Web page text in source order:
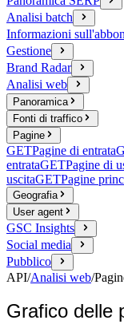
Analisi batch
Informazioni
Gestione
Brand Radar
Analisi web
Panoramica
Fonti di traffico
Pagine
GETPagine di entrata
entrataGETPagine di
uscitaGETPagine
Geografia
User agent
GSC Insights
Social media
Pubblico
API/Analisi web/
Grafico delle